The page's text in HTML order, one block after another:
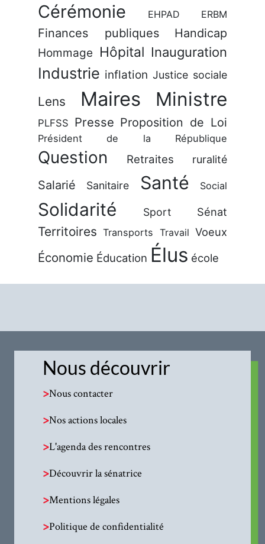
Cérémonie EHPAD ERBM
Finances publiques Handicap
Hommage Hôpital Inauguration
Industrie inflation Justice sociale
Lens Maires Ministre
PLFSS Presse Proposition de Loi
Président de la République
Question Retraites ruralité
Salarié Sanitaire Santé Social
Solidarité Sport Sénat
Territoires Transports Travail Voeux
Économie Éducation Élus école
Nous découvrir
>Nous contacter
>Nos actions locales
>L'agenda des rencontres
>Découvrir la sénatrice
>Mentions légales
>Politique de confidentialité